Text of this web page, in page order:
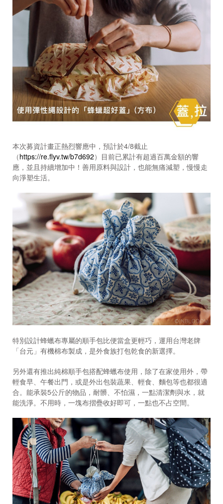
本次募資計畫正熱烈響應中，預計於4/8截止
（https://re.flyv.tw/b7d692）目前已累計有超過百萬金額的響
應，並且持續增加中！善用原料與設計，也能無痛減塑，慢慢走
向淨塑生活。
特別設計蜂蠟布專屬的順手包比便當盒更輕巧，運用台灣老牌
「台元」有機棉布製成，是外食族打包乾食的新選擇。
另外還有推出純棉順手包搭配蜂蠟布使用，除了在家使用外，帶
輕食早、午餐出門，或是外出包裝蔬果、輕食、麵包等也都很適
合。能承裝5公斤的物品，耐髒、不怕濕，一點清潔劑與水，就
能洗淨。不用時，一塊布摺疊收好即可，一點也不占空間。